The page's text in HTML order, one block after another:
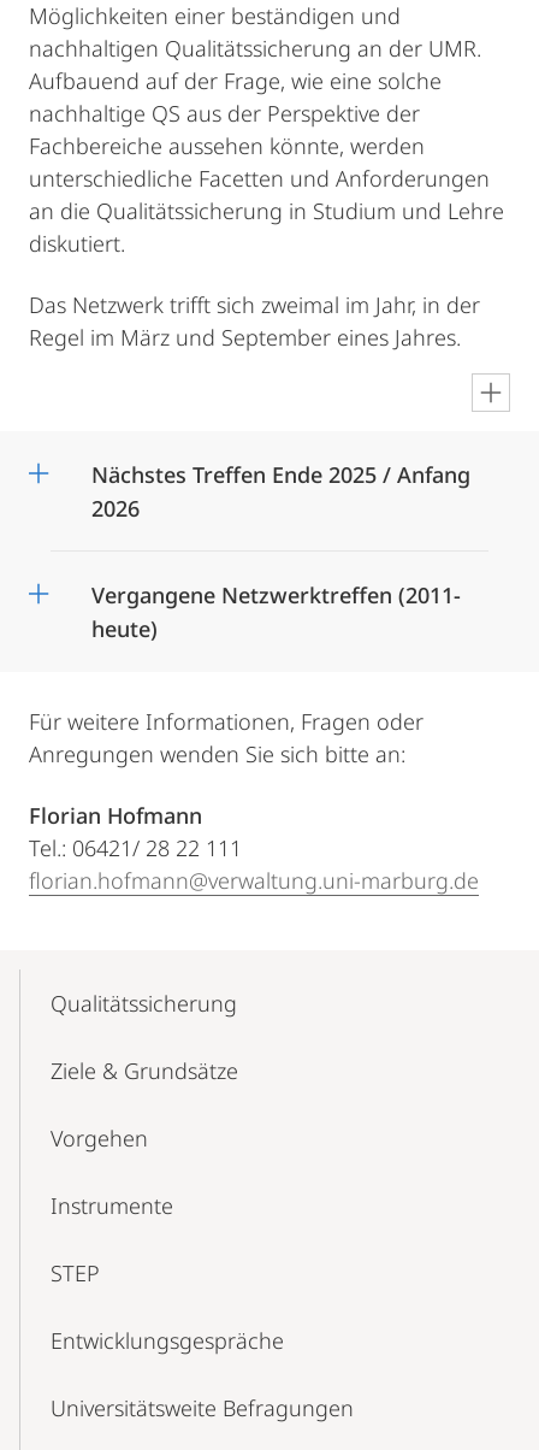
Möglichkeiten einer beständigen und
nachhaltigen Qualitätssicherung an der UMR.
Aufbauend auf der Frage, wie eine solche
nachhaltige QS aus der Perspektive der
Fachbereiche aussehen könnte, werden
unterschiedliche Facetten und Anforderungen
an die Qualitätssicherung in Studium und Lehre
diskutiert.
Das Netzwerk trifft sich zweimal im Jahr, in der
Regel im März und September eines Jahres.
Nächstes Treffen Ende 2025 / Anfang
2026
Vergangene Netzwerktreffen (2011-
heute)
Für weitere Informationen, Fragen oder
Anregungen wenden Sie sich bitte an:
Florian Hofmann
Tel.: 06421/ 28 22 111
florian.hofmann@verwaltung.uni-marburg.de
NavigationQualitäts­sicherung
Ziele & Grundsätze
Vorgehen
Instrumente
STEP
Entwicklungsgespräche
Universitätsweite Befragungen